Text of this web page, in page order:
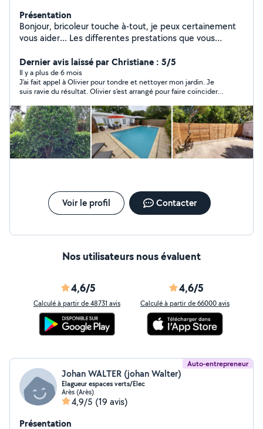
Présentation
Bonjour, bricoleur touche à-tout, je peux certainement
vous aider... Les differentes prestations que vous
choix de créer sous peu une structure multi services de
proximité sur le nord bassin. Au plaisir de vous rendre
service, Olivier
Dernier avis laissé par Christiane : 5/5
Il y a plus de 6 mois
J'ai fait appel à Olivier pour tondre et nettoyer mon jardin. Je
suis ravie du résultat. Olivier s'est arrangé pour faire coïncider
Voir le profil Contacter
Nos utilisateurs nous évaluent
4,6/5
Calculé à partir de 48731 avis
4,6/5
Calculé à partir de 66000 avis
Auto-entrepreneur
Johan WALTER (johan Walter)
Elagueur espaces verts/Elec
Arès (Arès)
4,9/5 (19 avis)
Présentation